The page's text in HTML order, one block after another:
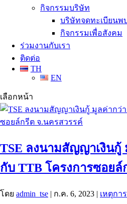
กิจกรรมบริษัท
บริษัทจดทะเบียนพ
กิจกรรมเพื่อสังคม
ร่วมงานกับเรา
ติดต่อ
TH
EN
เลือกหน้า
TSE ลงนามสัญญาเงินกู้
กับ TTB โครงการซอย
โดย admin_tse | ก.ค. 6, 2023 | เหตุกา